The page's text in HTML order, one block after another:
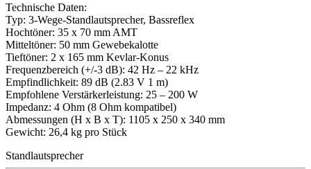
Technische Daten:
Typ: 3-Wege-Standlautsprecher, Bassreflex
Hochtöner: 35 x 70 mm AMT
Mitteltöner: 50 mm Gewebekalotte
Tieftöner: 2 x 165 mm Kevlar-Konus
Frequenzbereich (+/-3 dB): 42 Hz – 22 kHz
Empfindlichkeit: 89 dB (2.83 V 1 m)
Empfohlene Verstärkerleistung: 25 – 200 W
Impedanz: 4 Ohm (8 Ohm kompatibel)
Abmessungen (H x B x T): 1105 x 250 x 340 mm
Gewicht: 26,4 kg pro Stück
Standlautsprecher